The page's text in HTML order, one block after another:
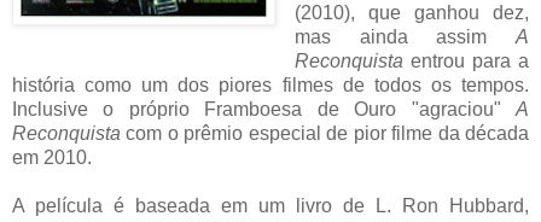
(2010), que ganhou dez,
mas ainda assim A
Reconquista entrou para a
história como um dos piores filmes de todos os tempos.
Inclusive o próprio Framboesa de Ouro "agraciou" A
Reconquistacom o prêmio especial de pior filme da década
em 2010.
A película é baseada em um livro de L. Ron Hubbard,